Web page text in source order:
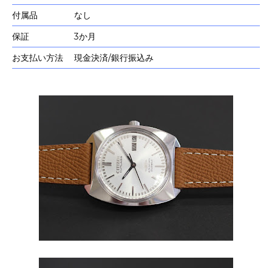
付属品
なし
保証
3か月
お支払い方法
現金決済/銀行振込み